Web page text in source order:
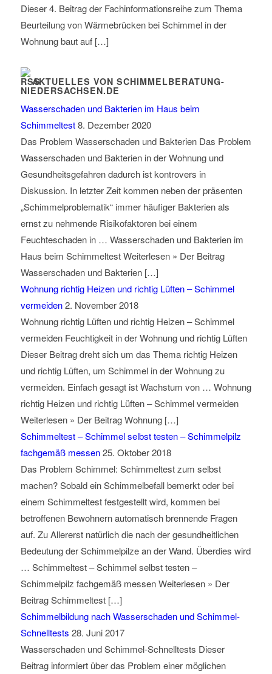
Dieser 4. Beitrag der Fachinformationsreihe zum Thema
Beurteilung von Wärmebrücken bei Schimmel in der
Wohnung baut auf […]
AKTUELLES VON SCHIMMELBERATUNG-
NIEDERSACHSEN.DE
Wasserschaden und Bakterien im Haus beim
Schimmeltest 8. Dezember 2020
Das Problem Wasserschaden und Bakterien Das Problem
Wasserschaden und Bakterien in der Wohnung und
Gesundheitsgefahren dadurch ist kontrovers in
Diskussion. In letzter Zeit kommen neben der präsenten
„Schimmelproblematik“ immer häufiger Bakterien als
ernst zu nehmende Risikofaktoren bei einem
Feuchteschaden in … Wasserschaden und Bakterien im
Haus beim Schimmeltest Weiterlesen » Der Beitrag
Wasserschaden und Bakterien […]
Wohnung richtig Heizen und richtig Lüften – Schimmel
vermeiden 2. November 2018
Wohnung richtig Lüften und richtig Heizen – Schimmel
vermeiden Feuchtigkeit in der Wohnung und richtig Lüften
Dieser Beitrag dreht sich um das Thema richtig Heizen
und richtig Lüften, um Schimmel in der Wohnung zu
vermeiden. Einfach gesagt ist Wachstum von … Wohnung
richtig Heizen und richtig Lüften – Schimmel vermeiden
Weiterlesen » Der Beitrag Wohnung […]
Schimmeltest – Schimmel selbst testen – Schimmelpilz
fachgemäß messen 25. Oktober 2018
Das Problem Schimmel: Schimmeltest zum selbst
machen? Sobald ein Schimmelbefall bemerkt oder bei
einem Schimmeltest festgestellt wird, kommen bei
betroffenen Bewohnern automatisch brennende Fragen
auf. Zu Allererst natürlich die nach der gesundheitlichen
Bedeutung der Schimmelpilze an der Wand. Überdies wird
… Schimmeltest – Schimmel selbst testen –
Schimmelpilz fachgemäß messen Weiterlesen » Der
Beitrag Schimmeltest […]
Schimmelbildung nach Wasserschaden und Schimmel-
Schnelltests 28. Juni 2017
Wasserschaden und Schimmel-Schnelltests Dieser
Beitrag informiert über das Problem einer möglichen